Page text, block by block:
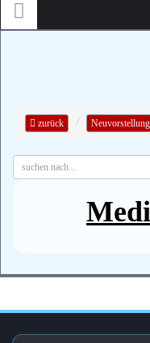
zurück